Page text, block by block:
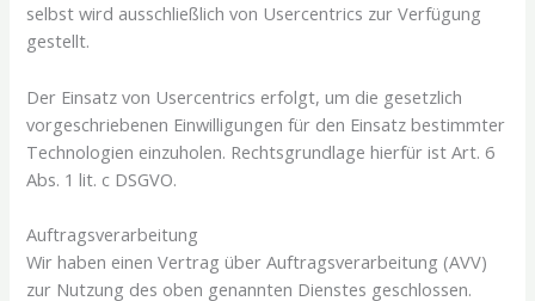
selbst wird ausschließlich von Usercentrics zur Verfügung
gestellt.
Der Einsatz von Usercentrics erfolgt, um die gesetzlich
vorgeschriebenen Einwilligungen für den Einsatz bestimmter
Technologien einzuholen. Rechtsgrundlage hierfür ist Art. 6
Abs. 1 lit. c DSGVO.
Auftragsverarbeitung
Wir haben einen Vertrag über Auftragsverarbeitung (AVV)
zur Nutzung des oben genannten Dienstes geschlossen.